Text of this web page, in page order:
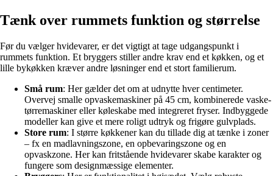
Tænk over rummets funktion og størrelse
Før du vælger hvidevarer, er det vigtigt at tage udgangspunkt i
rummets funktion. Et bryggers stiller andre krav end et køkken, og et
lille bykøkken kræver andre løsninger end et stort familierum.
Små rum: Her gælder det om at udnytte hver centimeter.
Overvej smalle opvaskemaskiner på 45 cm, kombinerede vaske-
tørremaskiner eller køleskabe med integreret fryser. Indbyggede
modeller kan give et mere roligt udtryk og frigøre gulvplads.
Store rum: I større køkkener kan du tillade dig at tænke i zoner
– fx en madlavningszone, en opbevaringszone og en
opvaskzone. Her kan fritstående hvidevarer skabe karakter og
fungere som designmæssige elementer.